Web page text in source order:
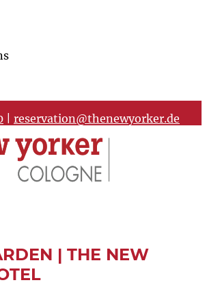
reservation@thenewyorker.de
| THE NEW